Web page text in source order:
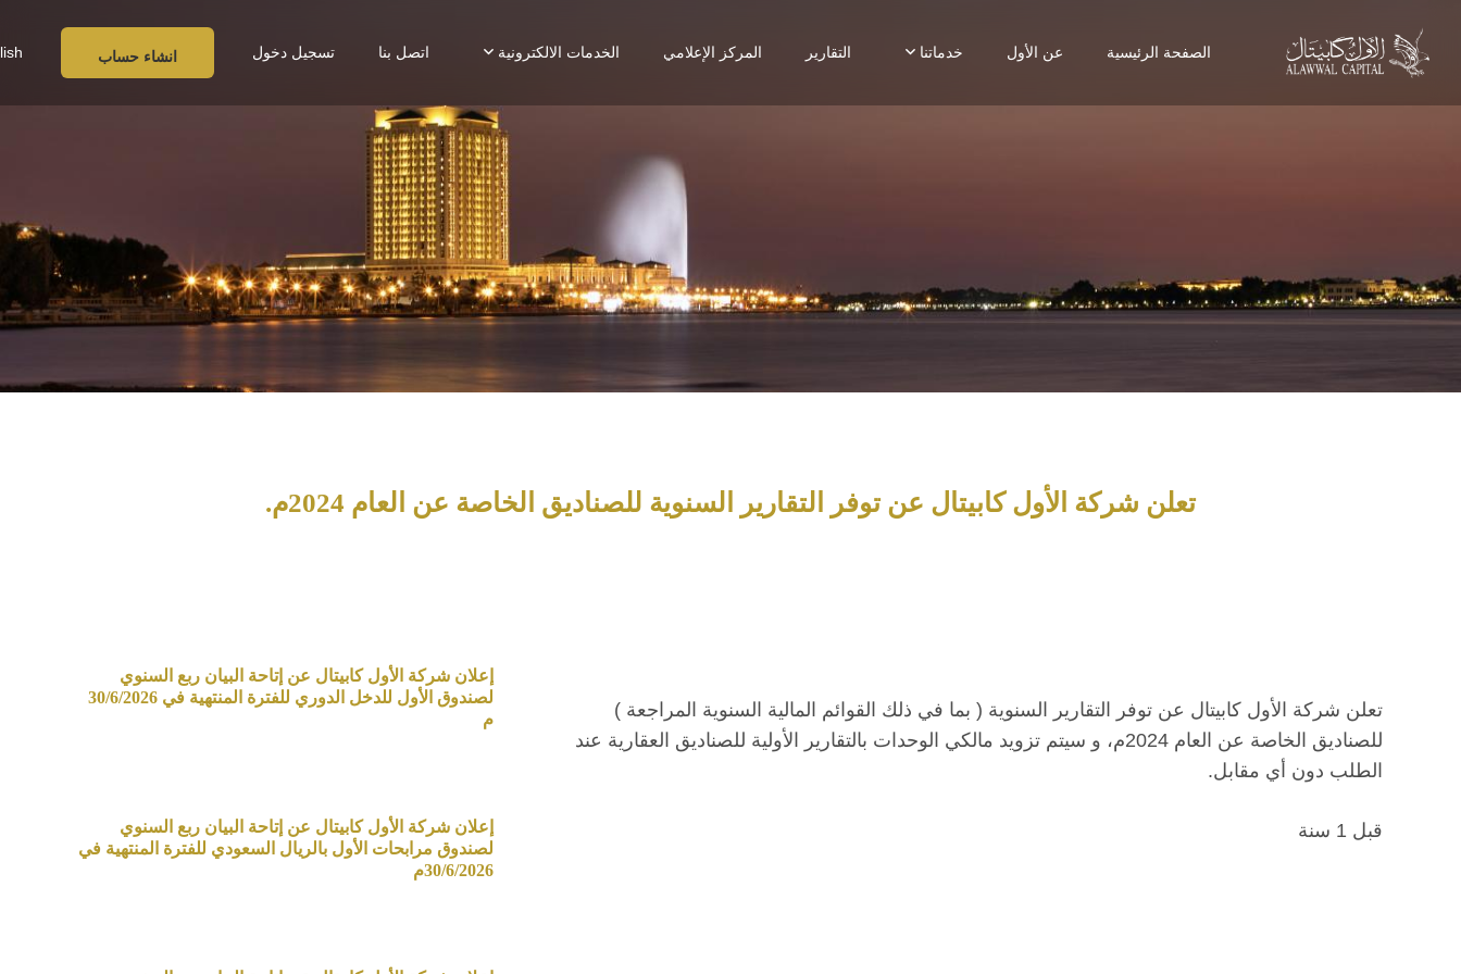
الصفحة الرئيسية عن الأول خدماتنا التقارير المركز الإعلامي الخدمات الالكترونية اتصل بنا تسجيل دخول انشاء حساب
تعلن شركة الأول كابيتال عن توفر التقارير السنوية للصناديق الخاصة عن العام 2024م.
تعلن شركة الأول كابيتال عن توفر التقارير السنوية ( بما في ذلك القوائم المالية السنوية المراجعة )
للصناديق الخاصة عن العام 2024م، و سيتم تزويد مالكي الوحدات بالتقارير الأولية للصناديق العقارية عند
الطلب دون أي مقابل.
قبل 1 سنة
إعلان شركة الأول كابيتال عن إتاحة البيان ربع السنوي
م
إعلان شركة الأول كابيتال عن إتاحة البيان ربع السنوي
لصندوق مرابحات الأول بالريال السعودي للفترة المنتهية في
30/6/2026م